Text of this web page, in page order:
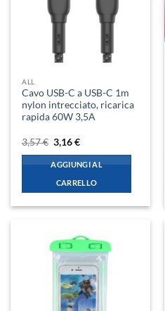
ALL
Cavo USB-C a USB-C 1m
nylon intrecciato, ricarica
rapida 60W 3,5A
3,57€ Il
prezzo
originale
era:
3,57 €.
3,16€Il
attuale
è:
3,16 €.
AGGIUNGI AL
CARRELLO